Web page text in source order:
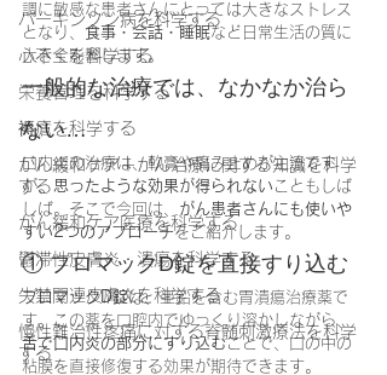
パーキンソン病を科学する
心不全を科学する
栄養管理を科学する
褥瘡を科学する
がん緩和ケア＋がん治療に関する知識を科学
する
がん緩和ケア医療を科学する
鬱滞性皮膚炎・潰瘍を科学する
失禁関連皮膚炎を科学する
慢性難治性疼痛に対する脊髄刺激療法を科学
する
調に敏感な患者さんにとっては大きなストレス
となり、 食事・会話・睡眠など日常生活の質に
大きく影響します。
一般的な治療では、なかなか治ら
ない…
口内炎の治療は、軟膏や痛み止めが主流です
が、 思ったような効果が得られない こともしば
しば。そこで今回は、 がん患者さんにも使いや
すい2つのアプローチをご紹介します。
① プロマックD錠を直接すり込む
プロマックD錠は、亜鉛を含む胃潰瘍治療薬で
す。この薬を口腔内でゆっくり溶かしながら、
舌で口内炎の部分にすり込むことで、口の中の
粘膜を直接修復する効果が期待できます。